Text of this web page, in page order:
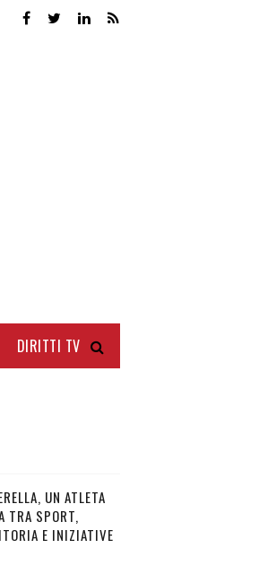
DIRITTI TV
UN ATLETA
TRA SPORT,
E INIZIATIVE